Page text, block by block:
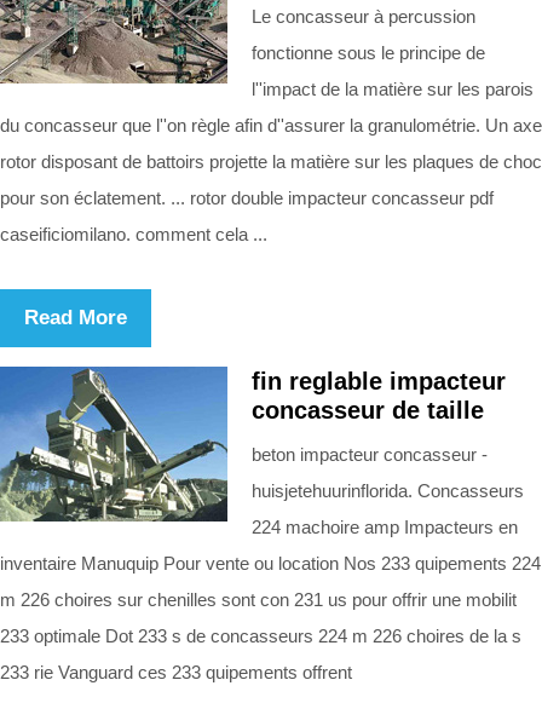
Le concasseur à percussion
fonctionne sous le principe de
l''impact de la matière sur les parois
du concasseur que l''on règle afin d''assurer la granulométrie. Un axe
rotor disposant de battoirs projette la matière sur les plaques de choc
pour son éclatement. ... rotor double impacteur concasseur pdf
caseificiomilano. comment cela ...
Read More
fin reglable impacteur
concasseur de taille
beton impacteur concasseur -
huisjetehuurinflorida. Concasseurs
224 machoire amp Impacteurs en
inventaire Manuquip Pour vente ou location Nos 233 quipements 224
m 226 choires sur chenilles sont con 231 us pour offrir une mobilit
233 optimale Dot 233 s de concasseurs 224 m 226 choires de la s
233 rie Vanguard ces 233 quipements offrent